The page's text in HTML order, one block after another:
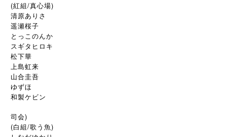
(紅組/真心場)
清原ありさ
遥瀬桜子
とっこのんか
スギタヒロキ
松下華
上島虹来
山合圭吾
ゆずほ
和製ケビン
司会)
(白組/歌う魚)